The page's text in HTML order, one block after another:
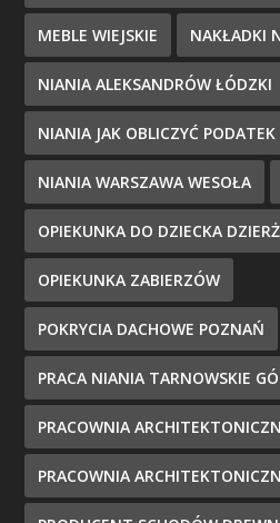
MEBLE WIEJSKIE NAKŁADKI
NIANIA ALEKSANDRÓW ŁÓDZKI
NIANIA JAK OBLICZYĆ PODATEK
NIANIA WARSZAWA WESOŁA
OPIEKUNKA DO DZIECKA
OPIEKUNKA ZABIERZÓW
POKRYCIA DACHOWE POZNAŃ
PRACA NIANIA TARNOWSKIE
PRACOWNIA
PRACOWNIA